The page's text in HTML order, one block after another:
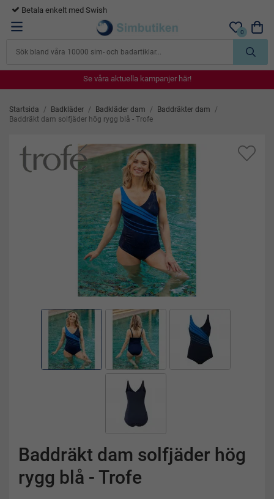
365 dagars öppet köp
0
Se våra aktuella kampanjer här!
Se våra aktuella kampanjer här!
Se våra aktuella kampanjer här!
Se våra aktuella kampanjer här!
Startsida / Badkläder / Badkläder dam / Baddräkter dam
/
Baddräkt dam solfjäder hög rygg blå - Trofe
Baddräkt dam solfjäder hög
rygg blå - Trofe